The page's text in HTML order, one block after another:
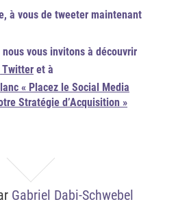
à vous de tweeter maintenant
vous invitons à découvrir
Twitter et à
« Placez le Social Media
Stratégie d’Acquisition »
Gabriel Dabi-Schwebel